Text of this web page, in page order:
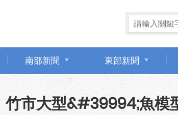
南部新聞 東部新聞
竹市大型&#39994;魚模